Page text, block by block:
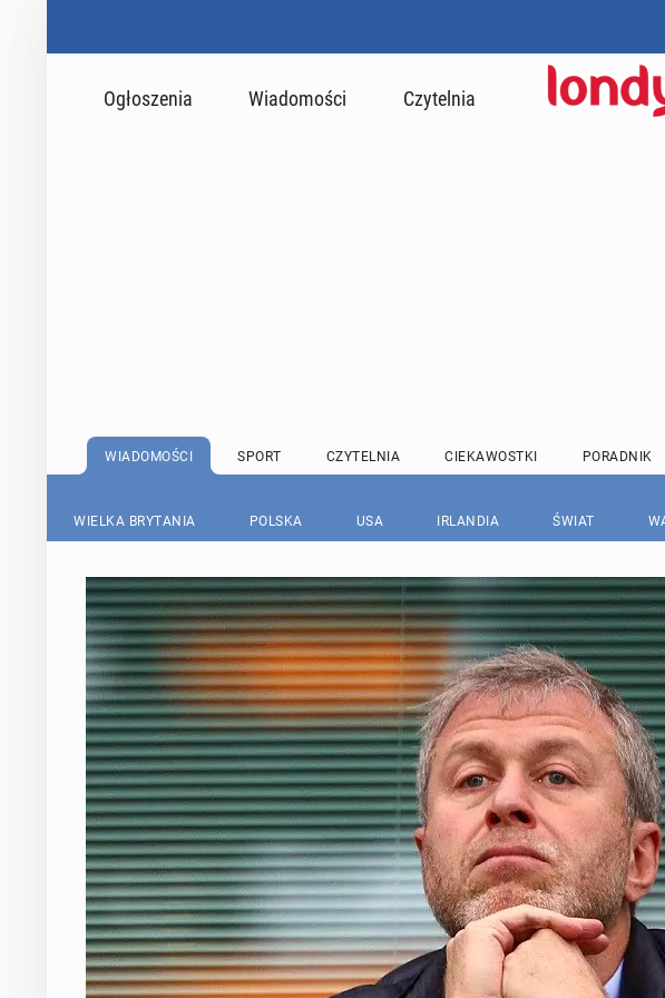
Ogłoszenia Wiadomości Czytelnia
WIADOMOŚCI SPORT CZYTELNIA CIEKAWOSTKI PORADNIK
WIELKA BRYTANIA POLSKA USA IRLANDIA ŚWIAT